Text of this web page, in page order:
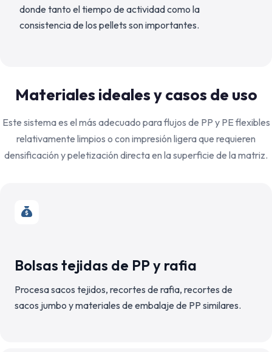
donde tanto el tiempo de actividad como la
consistencia de los pellets son importantes.
Materiales ideales y casos de uso
Este sistema es el más adecuado para flujos de PP y PE flexibles
relativamente limpios o con impresión ligera que requieren
densificación y peletización directa en la superficie de la matriz.
Bolsas tejidas de PP y rafia
Procesa sacos tejidos, recortes de rafia, recortes de
sacos jumbo y materiales de embalaje de PP similares.